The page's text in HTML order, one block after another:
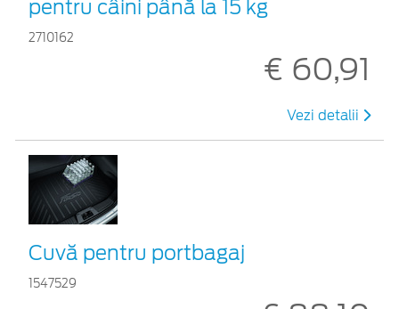
pentru câini până la 15 kg
2710162
€ 60,91
Vezi detalii
Cuvă pentru portbagaj
1547529